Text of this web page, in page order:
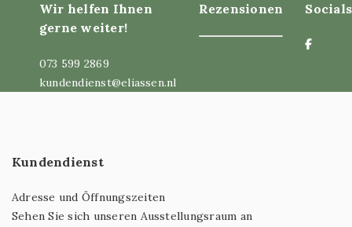
Wir helfen Ihnen
gerne weiter!
073 599 2869
kundendienst@eliassen.nl
Rezensionen Socials
Kundendienst
Adresse und Öffnungszeiten
Sehen Sie sich unseren Ausstellungsraum an